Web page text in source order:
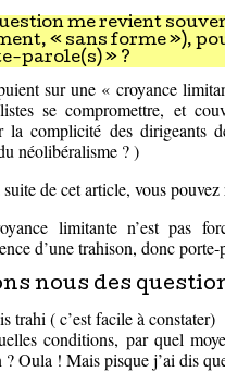
me revient
« sans forme »),
parole(s) » ?
sur une « croyance
se compromettre, et
la complicité des dirigeants
néolibéralisme ? )
de cet article, vous
limitante n’est pas
d’une trahison, donc
nous des
trahi ( c’est facile à constater)
conditions, par quel
? Oula ! Mais pisque j’ai dis